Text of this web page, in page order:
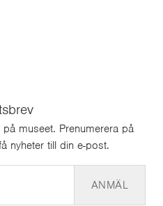
museet. Prenumerera på
nyheter till din e-post.
ANMÄL